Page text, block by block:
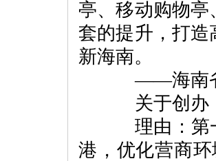
亭、移动购物
套的提升，打
新海南。
——海南省
关于创办《
理由：第一
港，优化营商